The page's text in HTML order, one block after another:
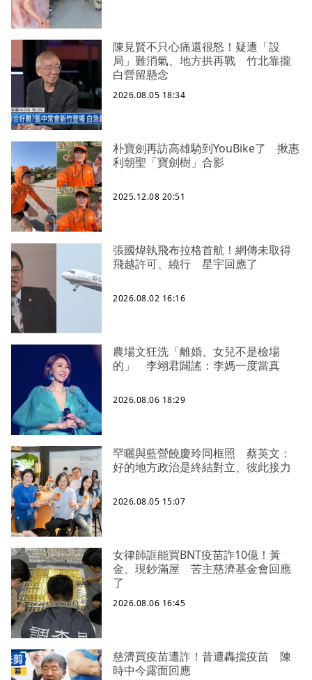
陳見賢不只心痛還很怒！疑遭「設
局」難消氣、地方拱再戰 竹北靠攏
白營留懸念
2026.08.05 18:34
朴寶劍再訪高雄騎到YouBike了 揪惠
利朝聖「寶劍樹」合影
2025.12.08 20:51
張國煒執飛布拉格首航！網傳未取得
飛越許可、繞行 星宇回應了
2026.08.02 16:16
農場文狂洗「離婚、女兒不是檢場
的」 李翊君闢謠：李媽一度當真
2026.08.06 18:29
罕曬與藍營饒慶玲同框照 蔡英文：
好的地方政治是終結對立、彼此接力
2026.08.05 15:07
女律師誆能買BNT疫苗詐10億！黃
金、現鈔滿屋 苦主慈濟基金會回應
了
2026.08.06 16:45
慈濟買疫苗遭詐！昔遭轟擋疫苗 陳
時中今露面回應